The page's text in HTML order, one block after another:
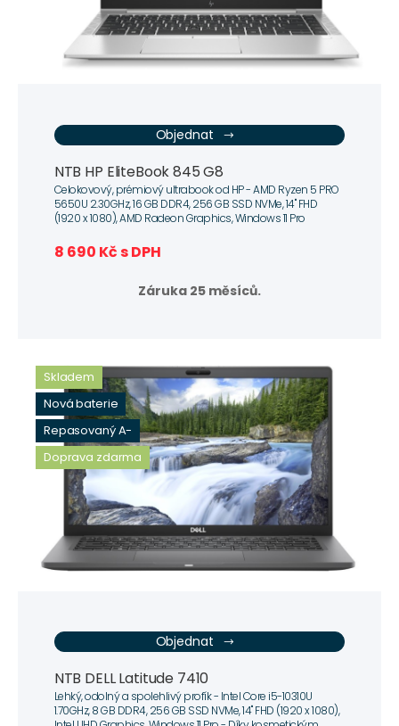
Objednat
NTB HP EliteBook 845 G8
Celokovový, prémiový ultrabook od HP - AMD Ryzen 5 PRO
5650U 2.30GHz, 16 GB DDR4, 256 GB SSD NVMe, 14" FHD
(1920 x 1080), AMD Radeon Graphics, Windows 11 Pro
8 690 Kč s DPH
Záruka 25 měsíců.
Skladem
Nová baterie
Repasovaný A-
Doprava zdarma
Objednat
NTB DELL Latitude 7410
Lehký, odolný a spolehlivý profík - Intel Core i5-10310U
1.70GHz, 8 GB DDR4, 256 GB SSD NVMe, 14" FHD (1920 x 1080),